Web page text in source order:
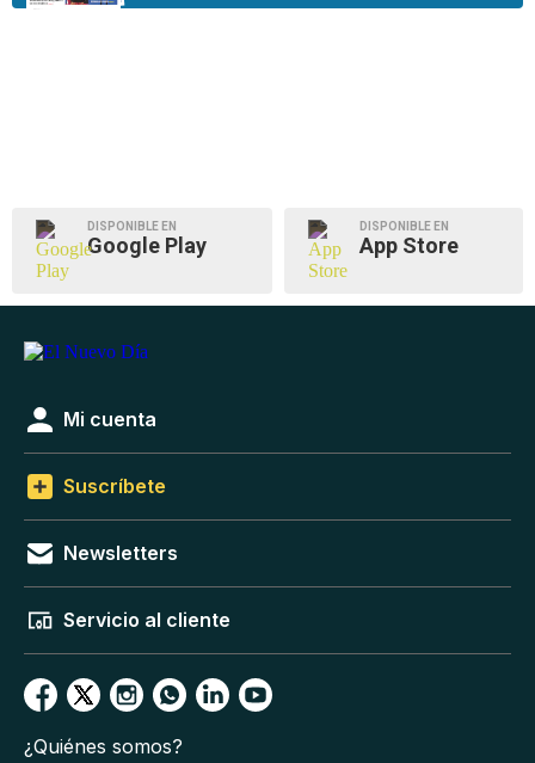
DISPONIBLE EN
Google Play
DISPONIBLE EN
App Store
Mi cuenta
Suscríbete
Newsletters
Servicio al cliente
¿Quiénes somos?